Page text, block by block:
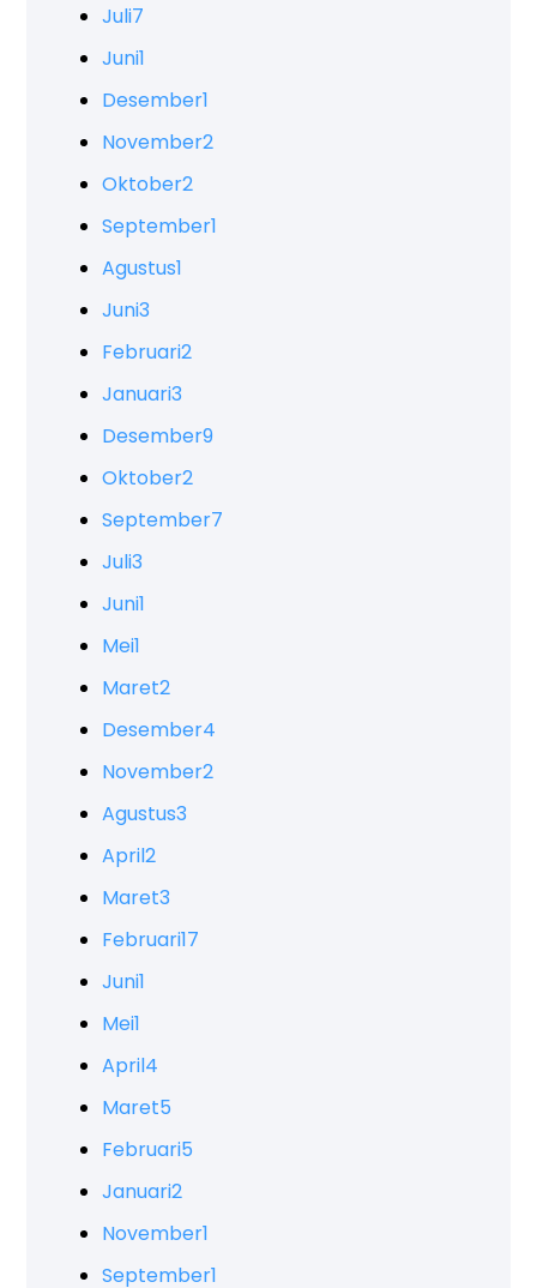
Juli7
Juni1
Desember1
November2
Oktober2
September1
Agustus1
Juni3
Februari2
Januari3
Desember9
Oktober2
September7
Juli3
Juni1
Mei1
Maret2
Desember4
November2
Agustus3
April2
Maret3
Februari17
Juni1
Mei1
April4
Maret5
Februari5
Januari2
November1
September1